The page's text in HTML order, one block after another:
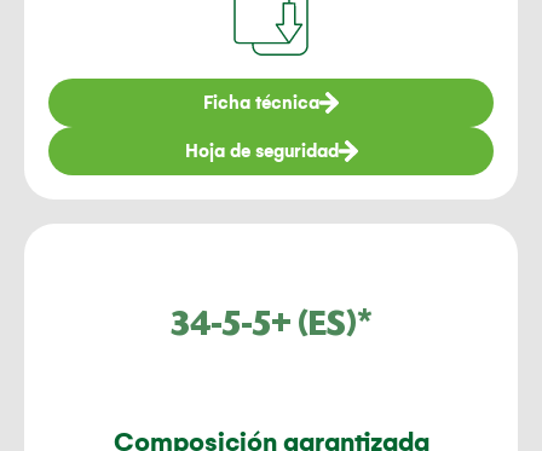
Ficha técnica
Hoja de seguridad
34-5-5+ (ES)*
Composición garantizada